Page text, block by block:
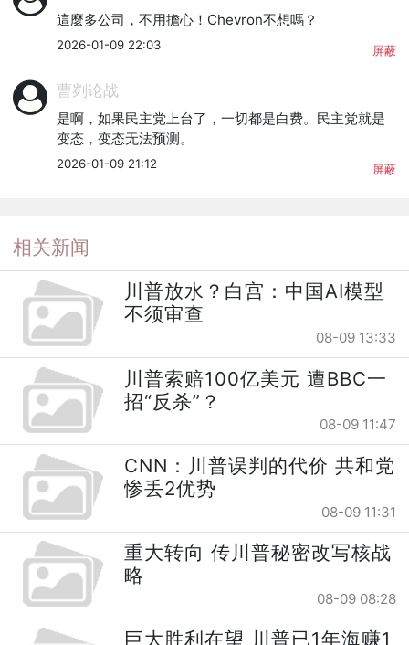
這麼多公司，不用擔心！Chevron不想嗎？
2026-01-09 22:03 屏蔽
曹刿论战
是啊，如果民主党上台了，一切都是白费。民主党就是
变态，变态无法预测。
2026-01-09 21:12 屏蔽
相关新闻
川普放水？白宫：中国AI模型
不须审查
08-09 13:33
川普索赔100亿美元 遭BBC一
招“反杀”？
08-09 11:47
CNN：川普误判的代价 共和党
惨丢2优势
08-09 11:31
重大转向 传川普秘密改写核战
略
08-09 08:28
巨大胜利在望 川普已1年海赚1